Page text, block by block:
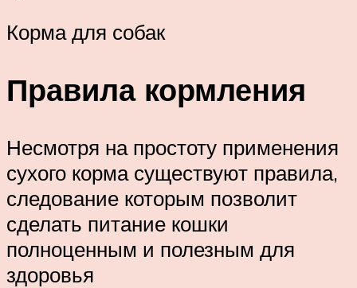
Корма для собак
Правила кормления
Несмотря на простоту применения
сухого корма существуют правила,
следование которым позволит
сделать питание кошки
полноценным и полезным для
здоровья